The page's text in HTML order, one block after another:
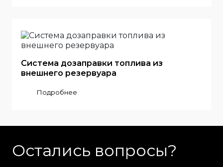
Система дозаправки топлива из
внешнего резервуара
Подробнее
Остались вопросы?